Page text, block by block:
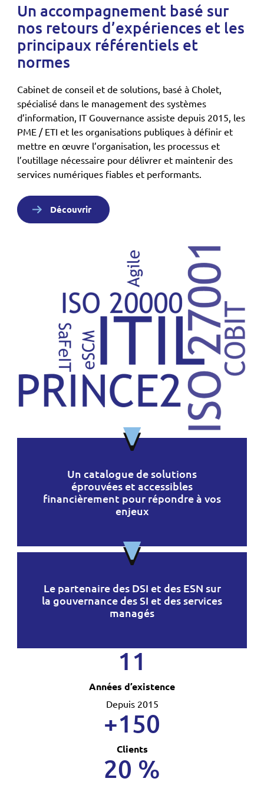
Un accompagnement basé sur
nos retours d’expériences et les
principaux référentiels et
normes
Cabinet de conseil et de solutions, basé à Cholet,
spécialisé dans le management des systèmes
d’information, IT Gouvernance assiste depuis 2015, les
PME / ETI et les organisations publiques à définir et
mettre en œuvre l’organisation, les processus et
l’outillage nécessaire pour délivrer et maintenir des
services numériques fiables et performants.
Découvrir
Un catalogue de solutions
éprouvées et accessibles
financièrement pour répondre à vos
enjeux
Le partenaire des DSI et des ESN sur
la gouvernance des SI et des services
managés
11
Années d’existence
Depuis 2015
+150
Clients
20 %